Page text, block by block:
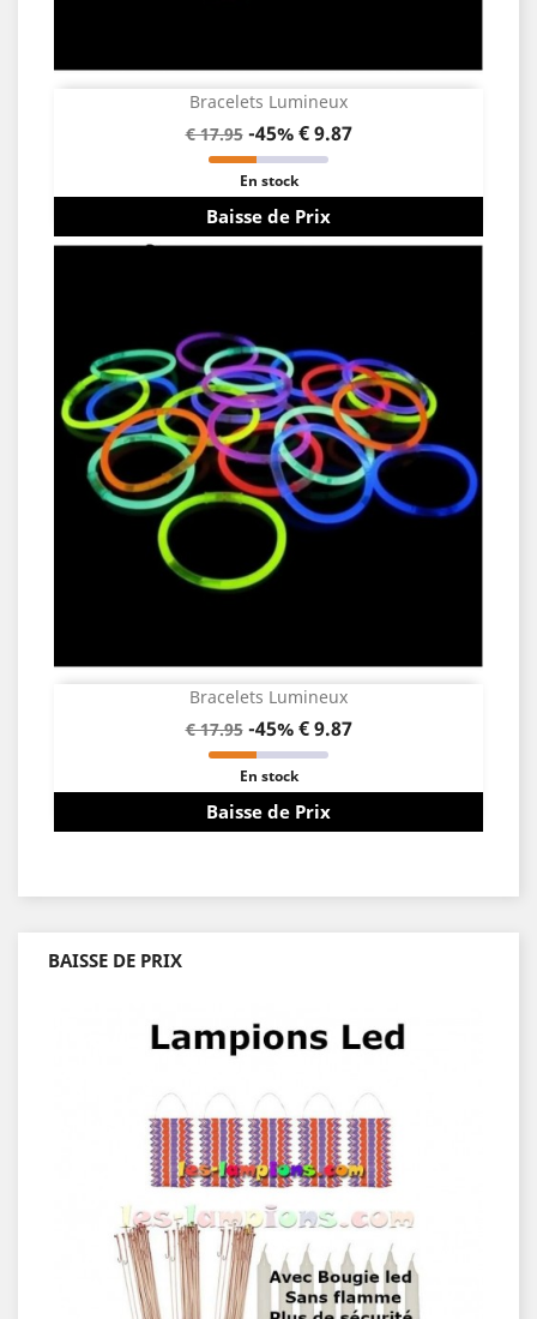
Bracelets Lumineux
€ 17.95 -45% € 9.87
En stock
Baisse de Prix
Bracelets Lumineux
€ 17.95 -45% € 9.87
En stock
Baisse de Prix
BAISSE DE PRIX